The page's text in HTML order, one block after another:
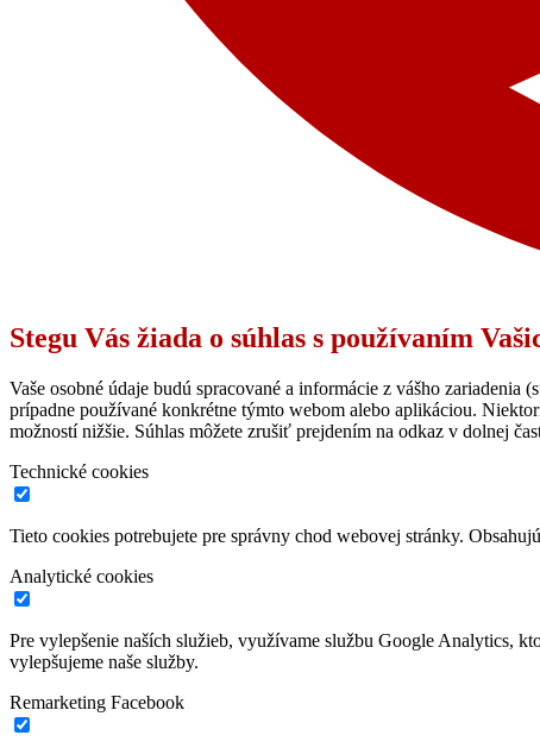
Stegu Vás žiada o súhlas s používaním
Vaše osobné údaje budú spracované a informácie z vášho
prípadne používané konkrétne týmto webom alebo aplikáciou.
možností nižšie. Súhlas môžete zrušiť prejdením na odkaz v dolnej
Technické cookies
Tieto cookies potrebujete pre správny chod webovej stránky.
Analytické cookies
Pre vylepšenie naších služieb, využívame službu Google Analytics,
vylepšujeme naše služby.
Remarketing Facebook